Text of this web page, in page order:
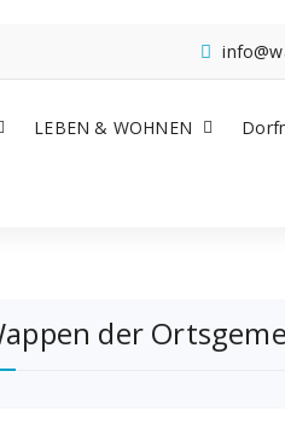
LEBEN & WOHNEN
der